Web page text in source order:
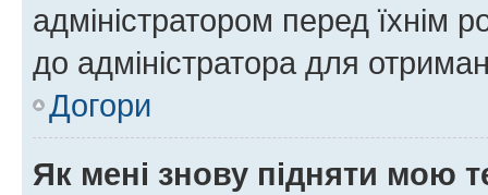
адміністратором перед їхнім
до адміністратора для
Догори
Як мені знову підняти мою